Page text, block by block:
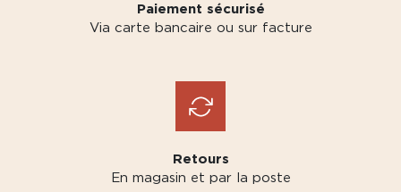
Paiement sécurisé
Via carte bancaire ou sur facture
Retours
En magasin et par la poste